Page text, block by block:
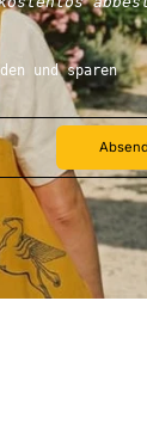
und sparen